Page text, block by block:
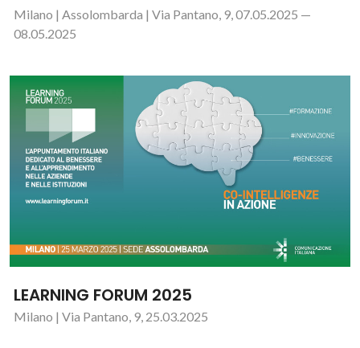
Milano | Assolombarda | Via Pantano, 9, 07.05.2025 —
08.05.2025
LEARNING FORUM 2025
Milano | Via Pantano, 9, 25.03.2025